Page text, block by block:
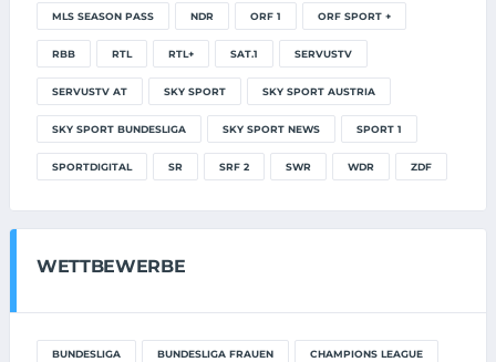
MLS SEASON PASS NDR ORF 1 ORF SPORT +
RBB RTL RTL+ SAT.1 SERVUSTV
SERVUSTV AT SKY SPORT SKY SPORT AUSTRIA
SKY SPORT BUNDESLIGA SKY SPORT NEWS SPORT 1
SPORTDIGITAL SR SRF 2 SWR WDR ZDF
WETTBEWERBE
BUNDESLIGA BUNDESLIGA FRAUEN CHAMPIONS LEAGUE